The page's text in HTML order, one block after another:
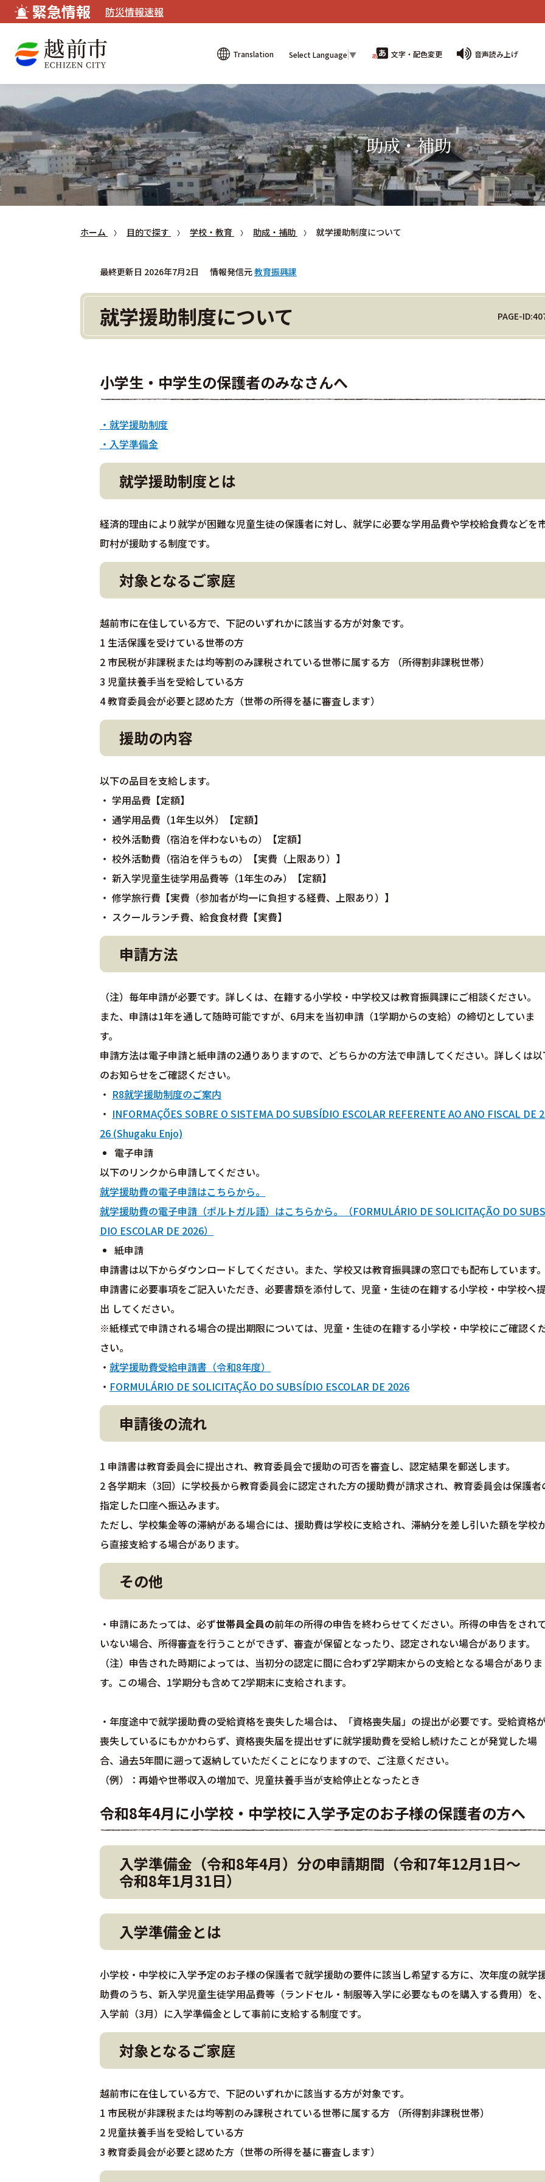
緊急情報 防災情報速報
Translation Select Language▼ 文字・配色変更 音声読み上げ
助成・補助
ホーム 目的で探す 学校・教育 助成・補助 就学援助制度について
最終更新日 2026年7月2日 情報発信元教育振興課
就学援助制度について PAGE-
小学生・中学生の保護者のみなさんへ
・就学援助制度
・入学準備金
就学援助制度とは
経済的理由により就学が困難な児童生徒の保護者に対し、就学に必要な学用品費や学校給食費などを
町村が援助する制度です。
対象となるご家庭
越前市に在住している方で、下記のいずれかに該当する方が対象です。
1 生活保護を受けている世帯の方
2 市民税が非課税または均等割のみ課税されている世帯に属する方 （所得割非課税世帯）
3 児童扶養手当を受給している方
4 教育委員会が必要と認めた方（世帯の所得を基に審査します）
援助の内容
以下の品目を支給します。
・ 学用品費【定額】
・ 通学用品費（1年生以外）【定額】
・ 校外活動費（宿泊を伴わないもの）【定額】
・ 校外活動費（宿泊を伴うもの）【実費（上限あり）】
・ 新入学児童生徒学用品費等（1年生のみ）【定額】
・ 修学旅行費【実費（参加者が均一に負担する経費、上限あり）】
・ スクールランチ費、給食食材費【実費】
申請方法
（注）毎年申請が必要です。詳しくは、在籍する小学校・中学校又は教育振興課にご相談ください。
また、申請は1年を通して随時可能ですが、6月末を当初申請（1学期からの支給）の締切としていま
す。
申請方法は電子申請と紙申請の2通りありますので、どちらかの方法で申請してください。詳しくは
のお知らせをご確認ください。
・ R8就学援助制度のご案内
・ INFORMAÇÕES SOBRE O SISTEMA DO SUBSÍDIO ESCOLAR REFERENTE AO ANO FISCAL DE
26 (Shugaku Enjo)
電子申請
以下のリンクから申請してください。
就学援助費の電子申請はこちらから。
就学援助費の電子申請（ポルトガル語）はこちらから。（FORMULÁRIO DE SOLICITAÇÃO DO
DIO ESCOLAR DE 2026）
紙申請
申請書は以下からダウンロードしてください。また、学校又は教育振興課の窓口でも配布しています
申請書に必要事項をご記入いただき、必要書類を添付して、児童・生徒の在籍する小学校・中学校へ
出 してください。
※紙様式で申請される場合の提出期限については、児童・生徒の在籍する小学校・中学校にご確認く
さい。
・ 就学援助費受給申請書（令和8年度）
・ FORMULÁRIO DE SOLICITAÇÃO DO SUBSÍDIO ESCOLAR DE 2026
申請後の流れ
1 申請書は教育委員会に提出され、教育委員会で援助の可否を審査し、認定結果を郵送します。
2 各学期末（3回）に学校長から教育委員会に認定された方の援助費が請求され、教育委員会は保護者
指定した口座へ振込みます。
ただし、学校集金等の滞納がある場合には、援助費は学校に支給され、滞納分を差し引いた額を学校
ら直接支給する場合があります。
その他
・申請にあたっては、必ず世帯員全員の前年の所得の申告を終わらせてください。所得の申告をされ
いない場合、所得審査を行うことができず、審査が保留となったり、認定されない場合があります。
（注）申告された時期によっては、当初分の認定に間に合わず2学期末からの支給となる場合がありま
す。この場合、1学期分も含めて2学期末に支給されます。
・年度途中で就学援助費の受給資格を喪失した場合は、
「資格喪失届」の提出が必要です。受給資格
喪失しているにもかかわらず、資格喪失届を提出せずに就学援助費を受給し続けたことが発覚した場
合、過去5年間に遡って返納していただくことになりますので、ご注意ください。
（例）：再婚や世帯収入の増加で、児童扶養手当が支給停止となったとき
令和8年4月に小学校・中学校に入学予定のお子様の保護者の方へ
入学準備金（令和8年4月）分の申請期間（令和7年12月1日～
令和8年1月31日）
入学準備金とは
小学校・中学校に入学予定のお子様の保護者で就学援助の要件に該当し希望する方に、次年度の就学
助費のうち、新入学児童生徒学用品費等（ランドセル・制服等入学に必要なものを購入する費用）を
入学前（3月）に入学準備金として事前に支給する制度です。
対象となるご家庭
越前市に在住している方で、下記のいずれかに該当する方が対象です。
1 市民税が非課税または均等割のみ課税されている世帯に属する方 （所得割非課税世帯）
2 児童扶養手当を受給している方
3 教育委員会が必要と認めた方（世帯の所得を基に審査します）